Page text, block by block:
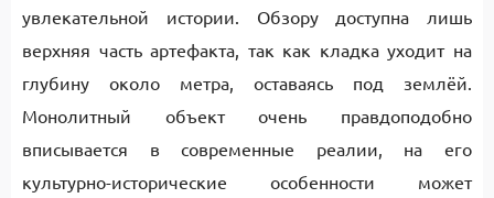
увлекательной истории. Обзору доступна лишь
верхняя часть артефакта, так как кладка уходит на
глубину около метра, оставаясь под землёй.
Монолитный объект очень правдоподобно
вписывается в современные реалии, на его
культурно-исторические особенности может